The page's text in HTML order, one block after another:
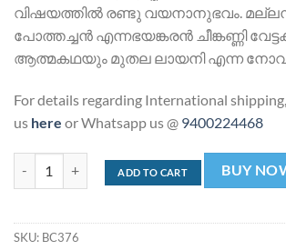
വിഷയത്തില്‍ രണ്ടു വയനാനുഭവം.
പോത്തച്ച‌ന്‍ എന്നഭയങ്കര‌ന്‍ ചീങ്കണ്ണി
ആത്മകഥയും മുതല ലായനി എന്ന
For details regarding International
us here or Whatsapp us @ 9400224468
ചീങ്കണ്ണിവേട്ടക്കാരൻ്റെ ആത്മകഥയും
ADD TO CART BUY
SKU: BC376